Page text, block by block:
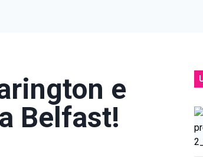
e
Belfast!